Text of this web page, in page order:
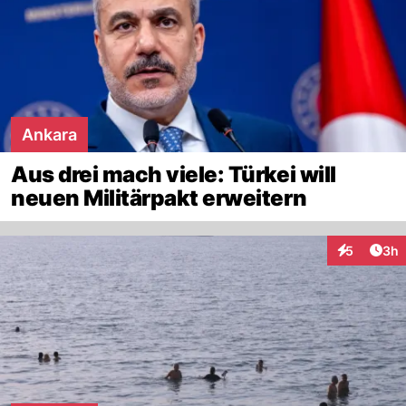
Ankara
Aus drei mach viele: Türkei will
neuen Militärpakt erweitern
5 3h